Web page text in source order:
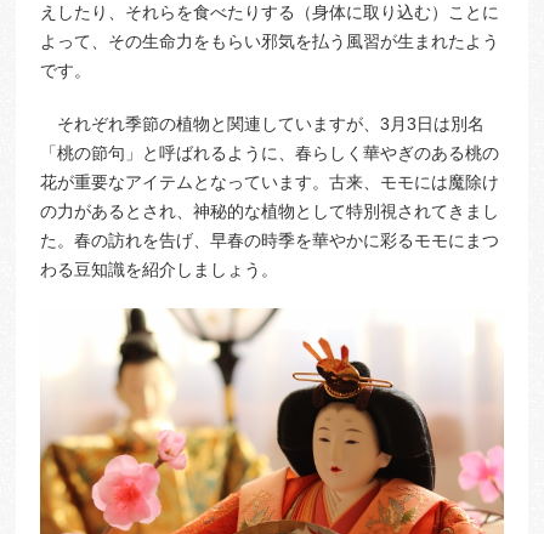
えしたり、それらを食べたりする（身体に取り込む）ことに
よって、その生命力をもらい邪気を払う風習が生まれたよう
です。
それぞれ季節の植物と関連していますが、3月3日は別名
「桃の節句」と呼ばれるように、春らしく華やぎのある桃の
花が重要なアイテムとなっています。古来、モモには魔除け
の力があるとされ、神秘的な植物として特別視されてきまし
た。春の訪れを告げ、早春の時季を華やかに彩るモモにまつ
わる豆知識を紹介しましょう。